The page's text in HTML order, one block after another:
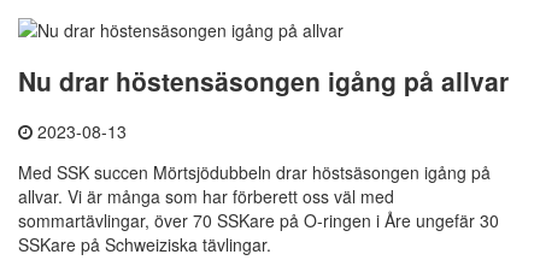
Nu drar höstensäsongen igång på allvar
2023-08-13
Med SSK succen Mörtsjödubbeln drar höstsäsongen igång på
allvar. Vi är många som har förberett oss väl med
sommartävlingar, över 70 SSKare på O-ringen i Åre ungefär 30
SSKare på Schweiziska tävlingar.